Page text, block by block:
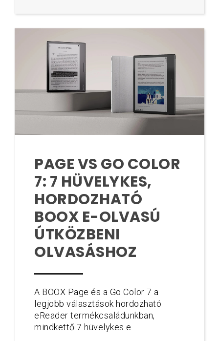
PAGE VS GO COLOR
7: 7 HÜVELYKES,
HORDOZHATÓ
BOOX E-OLVASÚ
ÚTKÖZBENI
OLVASÁSHOZ
A BOOX Page és a Go Color 7 a
legjobb választások hordozható
eReader termékcsaládunkban,
mindkettő 7 hüvelykes e...